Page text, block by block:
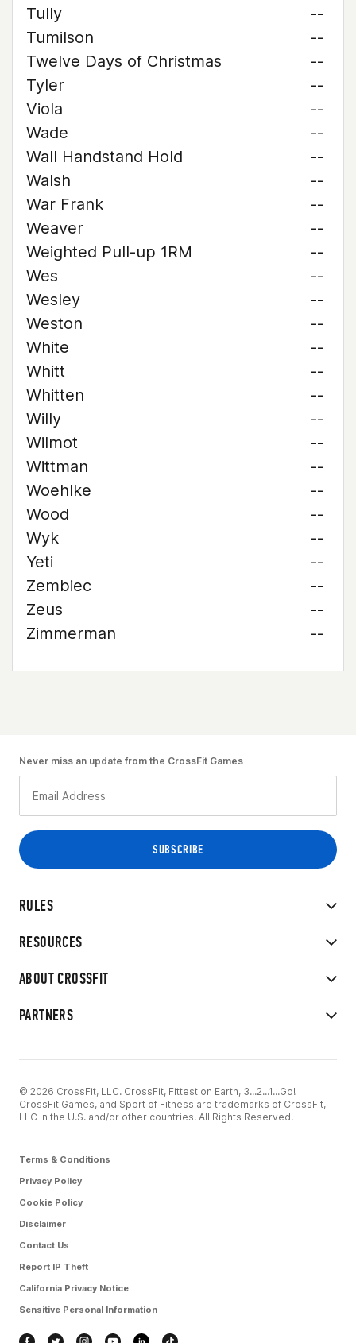
Tully
--
Tumilson
--
Twelve Days of Christmas
--
Tyler
--
Viola
--
Wade
--
Wall Handstand Hold
--
Walsh
--
War Frank
--
Weaver
--
Weighted Pull-up 1RM
--
Wes
--
Wesley
--
Weston
--
White
--
Whitt
--
Whitten
--
Willy
--
Wilmot
--
Wittman
--
Woehlke
--
Wood
--
Wyk
--
Yeti
--
Zembiec
--
Zeus
--
Zimmerman
--
RULES
RESOURCES
ABOUT CROSSFIT
PARTNERS
Never miss an update from the CrossFit Games
© 2026 CrossFit, LLC. CrossFit, Fittest on Earth, 3...2...1...Go!
CrossFit Games, and Sport of Fitness are trademarks of CrossFit,
LLC in the U.S. and/or other countries. All Rights Reserved.
Terms & Conditions
Privacy Policy
Cookie Policy
Disclaimer
Contact Us
Report IP Theft
California Privacy Notice
Sensitive Personal Information